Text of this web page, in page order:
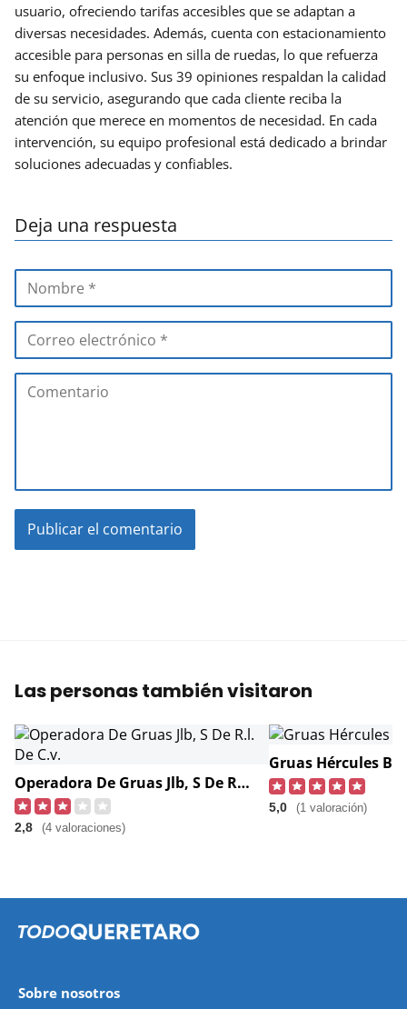
usuario, ofreciendo tarifas accesibles que se adaptan a
diversas necesidades. Además, cuenta con estacionamiento
accesible para personas en silla de ruedas, lo que refuerza
su enfoque inclusivo. Sus 39 opiniones respaldan la calidad
de su servicio, asegurando que cada cliente reciba la
atención que merece en momentos de necesidad. En cada
intervención, su equipo profesional está dedicado a brindar
soluciones adecuadas y confiables.
Deja una respuesta
Las personas también visitaron
Operadora De Gruas Jlb, S De R.l. De C.v.
2,8 (4 valoraciones)
Gruas Hércules Bg
5,0 (1 valoración)
Sobre nosotros